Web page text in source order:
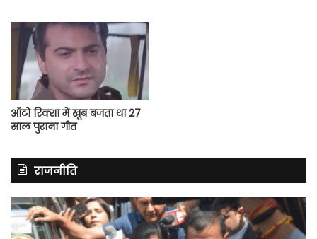
ऑटो रिक्शा में खूब बजता था 27
साल पुराना गीत
राजनीति